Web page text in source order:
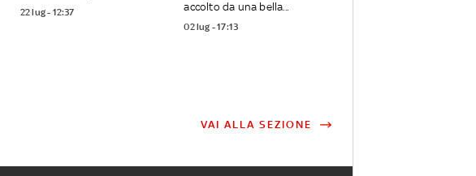
22 lug - 12:37
accolto da una bella...
02 lug - 17:13
VAI ALLA SEZIONE